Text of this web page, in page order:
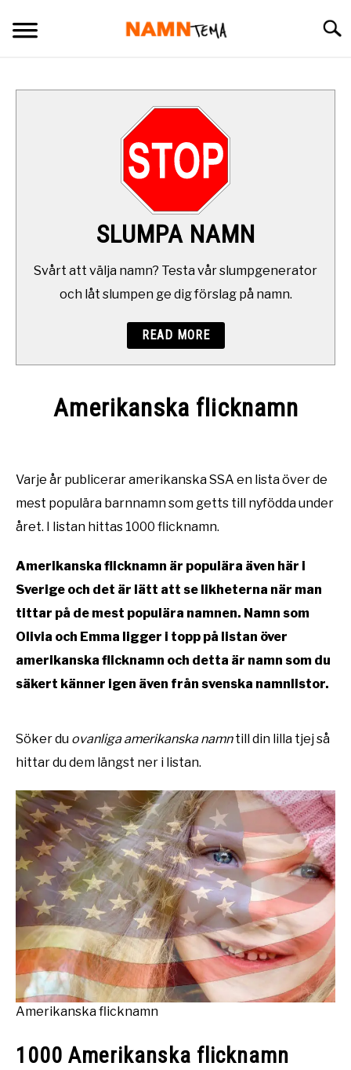
NAMN SOM BÖRJAR PÅ
NAMN I OLIKA LÄNDER
DAGENS NAMNSDAG
SLUMPA NAMN
Svårt att välja namn? Testa vår slumpgenerator
och låt slumpen ge dig förslag på namn.
READ MORE
Amerikanska flicknamn
Namntema
in
Barnnamn
Flicknamn
Varje år publicerar amerikanska SSA en lista över de
mest populära barnnamn som getts till nyfödda under
året. I listan hittas 1000 flicknamn.
Amerikanska flicknamn är populära även här i
Sverige och det är lätt att se likheterna när man
tittar på de mest populära namnen. Namn som
Olivia och Emma ligger i topp på listan över
amerikanska flicknamn och detta är namn som du
säkert känner igen även från svenska namnlistor.
Söker du ovanliga amerikanska namntill din lilla tjej så
hittar du dem längst ner i listan.
Amerikanska flicknamn
1000 Amerikanska flicknamn